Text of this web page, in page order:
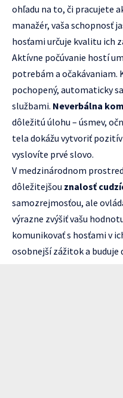
ohľadu na to, či pracujete
manažér, vaša schopnosť
hosťami určuje kvalitu ich
Aktívne počúvanie hostí
potrebám a očakávaniam.
pochopený, automaticky
službami. Neverbálna
dôležitú úlohu – úsmev,
tela dokážu vytvoriť
vyslovíte prvé slovo.
V medzinárodnom
dôležitejšou znalosť
samozrejmosťou, ale
výrazne zvýšiť vašu
komunikovať s hosťami v
osobnejší zážitok a buduje